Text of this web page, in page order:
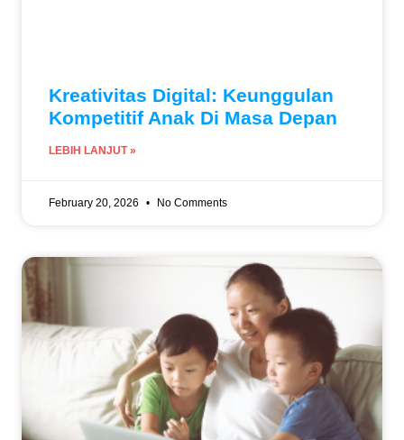
Kreativitas Digital: Keunggulan
Kompetitif Anak Di Masa Depan
LEBIH LANJUT »
February 20, 2026 No Comments